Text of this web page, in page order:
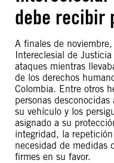
debe recibir
A finales de
Intereclesial de
ataques mientras
de los derechos
Colombia. Entre otros
personas
su vehículo y los
asignado a su
integridad, la
necesidad de medidas
firmes en su favor.